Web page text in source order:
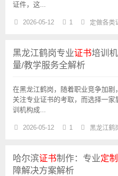
证件，这...
2026-05-12 1 定做各类
黑龙江鹤岗专业证书培训
量/教学服务全解析
在黑龙江鹤岗，随着职业竞争加
关注专业证书的考取，而选择一
训机构成...
2026-05-12 1 黑龙江鹤
哈尔滨证书制作：专业定制
障解决方案解析